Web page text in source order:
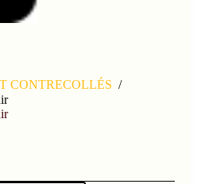
CONTRECOLLÉS /